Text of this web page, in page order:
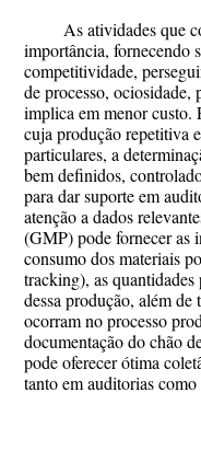
As atividades que
importância, fornecendo
competitividade,
de processo, ociosidade,
implica em menor custo.
cuja produção repetitiva
particulares, a
bem definidos,
para dar suporte em
atenção a dados
(GMP) pode fornecer as
consumo dos materiais
tracking), as
dessa produção, além de
ocorram no processo
documentação do chão
pode oferecer ótima
tanto em auditorias